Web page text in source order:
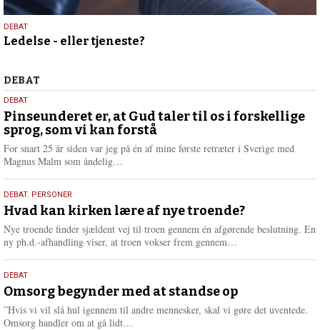
10.
juni
DEBAT
Ledelse - eller tjeneste?
Debat
DEBAT
5.
august
2026
DEBAT
Pinseunderet er, at Gud taler til os i forskellige
sprog, som vi kan forstå
For snart 25 år siden var jeg på én af mine første retræter i Sverige med
Magnus Malm som åndelig…
e
r
e
25.
juli
2026
DEBAT, PERSONER
Hvad kan kirken lære af nye troende?
Nye troende finder sjældent vej til troen gennem én afgørende beslutning. En
ny ph.d.-afhandling viser, at troen vokser frem gennem…
e
r
e
9.
juli
2026
DEBAT
Omsorg begynder med at standse op
”Hvis vi vil slå hul igennem til andre mennesker, skal vi gøre det uventede.
Omsorg handler om at gå lidt…